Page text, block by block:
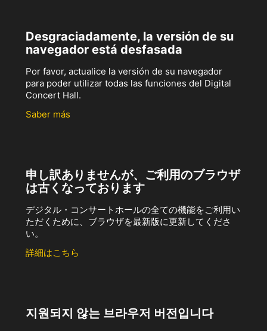
Desgraciadamente, la versión de su
navegador está desfasada
Por favor, actualice la versión de su navegador
para poder utilizar todas las funciones del Digital
Concert Hall.
Saber más
申し訳ありませんが、ご利用のブラウザ
は古くなっております
デジタル・コンサートホールの全ての機能をご利用い
ただくために、ブラウザを最新版に更新してくださ
い。
詳細はこちら
지원되지 않는 브라우저 버전입니다